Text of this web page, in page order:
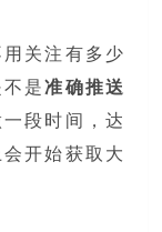
关注有多少
不是准确推送
一段时间，达
开始获取大